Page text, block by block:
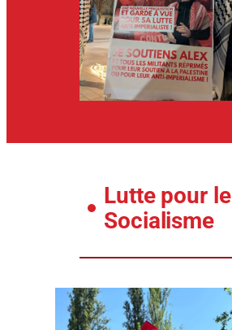
Lutte pour le
Socialisme